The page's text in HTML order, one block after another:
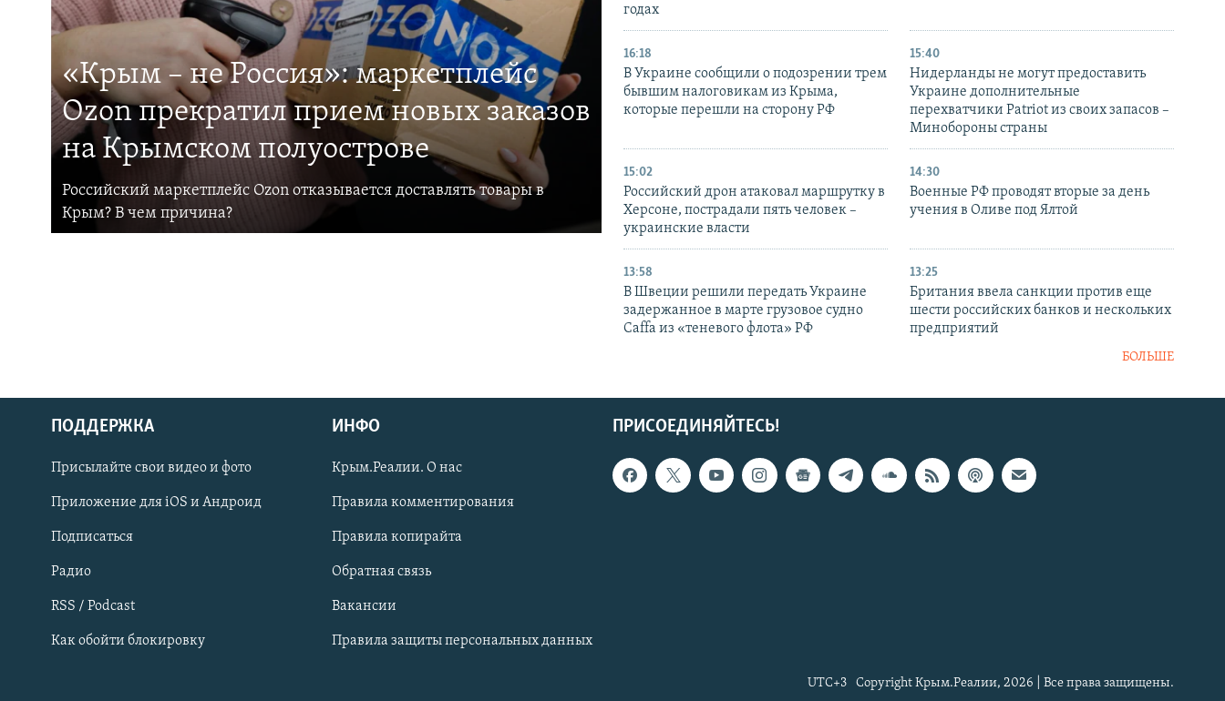
Українською
Qırımtatar
ПРИСОЕДИНЯЙТЕСЬ!
«Крым – не Россия»: маркетплейс
Ozon прекратил прием новых заказов
на Крымском полуострове
Российский маркетплейс Ozon отказывается доставлять товары в
Крым? В чем причина?
годах
16:18
В Украине сообщили о подозрении трем
бывшим налоговикам из Крыма,
которые перешли на сторону РФ
15:40
Нидерланды не могут предоставить
Украине дополнительные
перехватчики Patriot из своих запасов –
Минобороны страны
15:02
Российский дрон атаковал маршрутку в
Херсоне, пострадали пять человек –
украинские власти
14:30
Военные РФ проводят вторые за день
учения в Оливе под Ялтой
13:58
В Швеции решили передать Украине
задержанное в марте грузовое судно
Caffa из «теневого флота» РФ
13:25
Британия ввела санкции против еще
шести российских банков и нескольких
предприятий
БОЛЬШЕ
ПРИСОЕДИНЯЙТЕСЬ!
ПОДДЕРЖКА
Присылайте свои видео и фото
Приложение для iOS и Андроид
Подписаться
Радио
RSS / Podcast
Как обойти блокировку
ИНФО
Крым.Реалии. О нас
Правила комментирования
Правила копирайта
Обратная связь
Вакансии
Правила защиты персональных данных
Copyright Крым.Реалии, 2026 | Все права защищены.
UTC+3